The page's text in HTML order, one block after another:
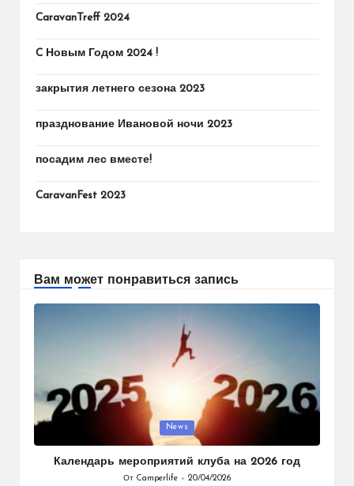
CaravanTreff 2024
C Новым Годом 2024 !
закрытия летнего сезона 2023
празднование Ивановой ночи 2023
посадим лес вместе!
CaravanFest 2023
Вам может понравиться запись
в
News
Календарь мероприятий клуба на 2026 год
От Camperlife 20/04/2026